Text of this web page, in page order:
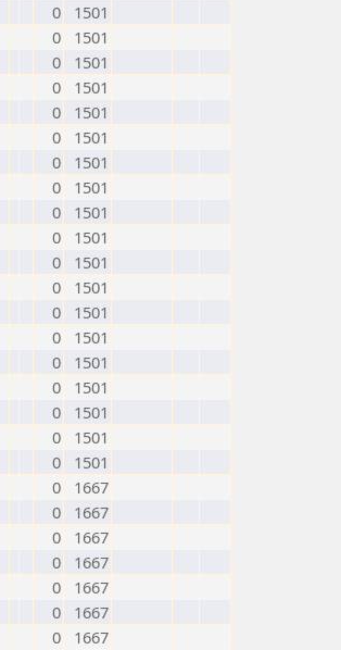
0
1501
0
1501
0
1501
0
1501
0
1501
0
1501
0
1501
0
1501
0
1501
0
1501
0
1501
0
1501
0
1501
0
1501
0
1501
0
1501
0
1501
0
1501
0
1501
0
1667
0
1667
0
1667
0
1667
0
1667
0
1667
0 1667